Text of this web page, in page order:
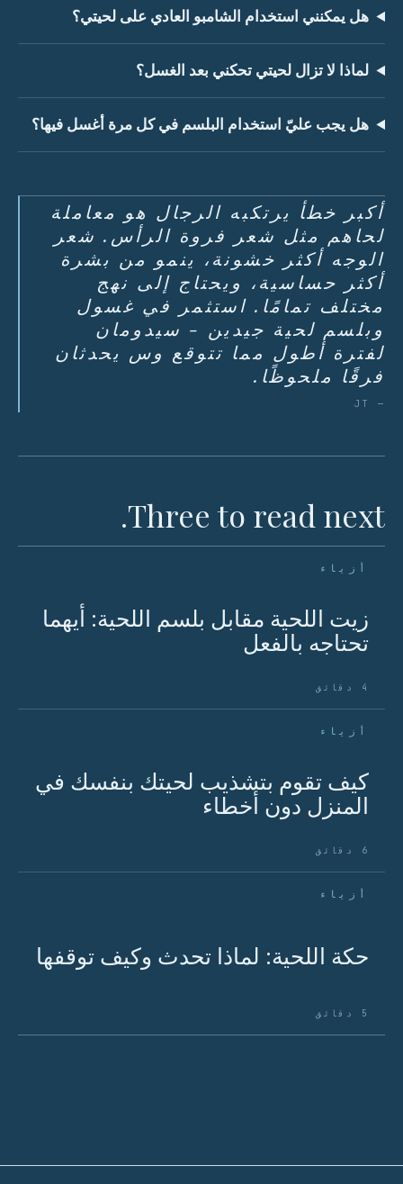
هل يمكنني استخدام الشامبو العادي على لحيتي؟
لماذا لا تزال لحيتي تحكني بعد الغسل؟
هل يجب عليّ استخدام البلسم في كل مرة أغسل فيها؟
أكبر خطأ يرتكبه الرجال هو معاملة
لحاهم مثل شعر فروة الرأس. شعر
الوجه أكثر خشونة، ينمو من بشرة
أكثر حساسية، ويحتاج إلى نهج
مختلف تمامًا. استثمر في غسول
وبلسم لحية جيدين - سيدومان
لفترة أطول مما تتوقع وس يحدثان
فرقًا ملحوظًا.
— JT
Three to read next.
أزياء
زيت اللحية مقابل بلسم اللحية: أيهما
تحتاجه بالفعل
4 دقائق
أزياء
كيف تقوم بتشذيب لحيتك بنفسك في
المنزل دون أخطاء
6 دقائق
أزياء
حكة اللحية: لماذا تحدث وكيف توقفها
5 دقائق